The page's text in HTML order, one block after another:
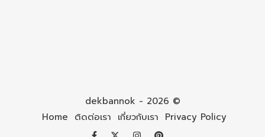
dekbannok - 2026 ©
Home ติดต่อเรา เกี่ยวกับเรา Privacy Policy